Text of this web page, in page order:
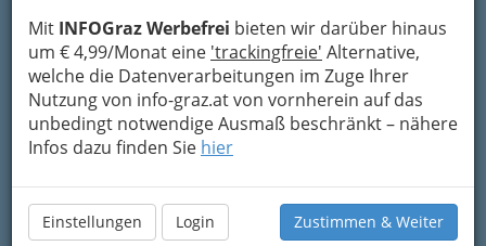
Mit INFOGraz Werbefrei bieten wir darüber hinaus
um € 4,99/Monat eine 'trackingfreie' Alternative,
welche die Datenverarbeitungen im Zuge Ihrer
Nutzung von info-graz.at von vornherein auf das
unbedingt notwendige Ausmaß beschränkt – nähere
Infos dazu finden Sie hier
Einstellungen Login Zustimmen & Weiter
Meine Nachricht